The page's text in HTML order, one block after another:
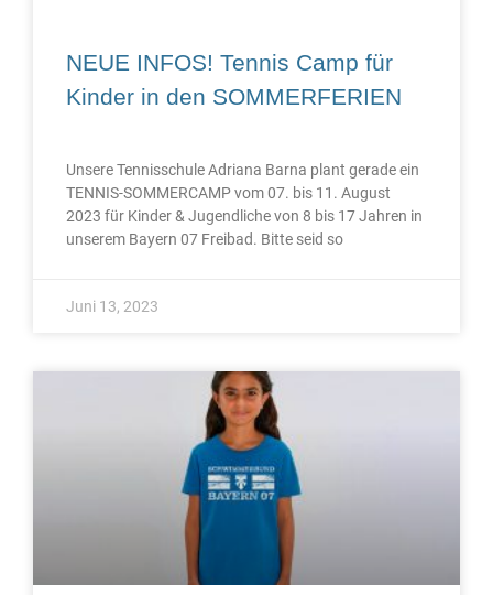
NEUE INFOS! Tennis Camp für
Kinder in den SOMMERFERIEN
Unsere Tennisschule Adriana Barna plant gerade ein
TENNIS-SOMMERCAMP vom 07. bis 11. August
2023 für Kinder & Jugendliche von 8 bis 17 Jahren in
unserem Bayern 07 Freibad. Bitte seid so
Juni 13, 2023